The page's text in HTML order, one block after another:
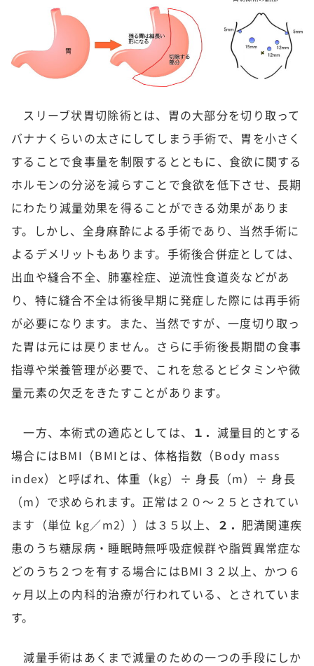
スリーブ状胃切除術とは、胃の大部分を切り取って
バナナくらいの太さにしてしまう手術で、胃を小さく
することで食事量を制限するとともに、食欲に関する
ホルモンの分泌を減らすことで食欲を低下させ、長期
にわたり減量効果を得ることができる効果がありま
す。しかし、全身麻酔による手術であり、当然手術に
よるデメリットもあります。手術後合併症としては、
出血や縫合不全、肺塞栓症、逆流性食道炎などがあ
り、特に縫合不全は術後早期に発症した際には再手術
が必要になります。また、当然ですが、一度切り取っ
た胃は元には戻りません。さらに手術後長期間の食事
指導や栄養管理が必要で、これを怠るとビタミンや微
量元素の欠乏をきたすことがあります。
一方、本術式の適応としては、 １． 減量目的とする
場合にはBMI（BMIとは、体格指数（Body mass
index）と呼ばれ、体重（kg）÷ 身長（m）÷ 身長
（m）で求められます。正常は２０～２５とされてい
ます（単位 kg／m2））は３５以上、
２． 肥満関連疾
患のうち糖尿病・睡眠時無呼吸症候群や脂質異常症な
どのうち２つを有する場合にはBMI３２以上、かつ６
ヶ月以上の内科的治療が行われている、とされていま
す。
減量手術はあくまで減量のための一つの手段にしか